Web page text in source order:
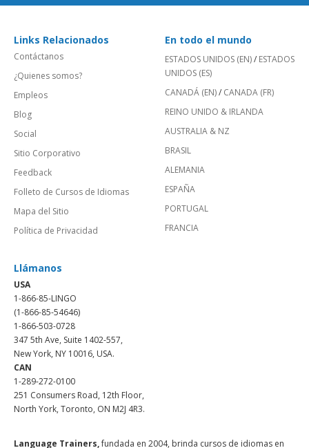
Links Relacionados
Contáctanos
¿Quienes somos?
Empleos
Blog
Social
Sitio Corporativo
Feedback
Folleto de Cursos de Idiomas
Mapa del Sitio
Política de Privacidad
En todo el mundo
ESTADOS UNIDOS (EN)/ ESTADOS
UNIDOS (ES)
CANADÁ (EN)/ CANADA (FR)
REINO UNIDO & IRLANDA
AUSTRALIA & NZ
BRASIL
ALEMANIA
ESPAÑA
PORTUGAL
FRANCIA
Llámanos
USA
1-866-85-LINGO
(1-866-85-54646)
1-866-503-0728
347 5th Ave, Suite 1402-557,
New York, NY 10016, USA.
CAN
1-289-272-0100
251 Consumers Road, 12th Floor,
North York, Toronto, ON M2J 4R3.
Language Trainers,fundada en 2004, brinda cursos de idiomas en